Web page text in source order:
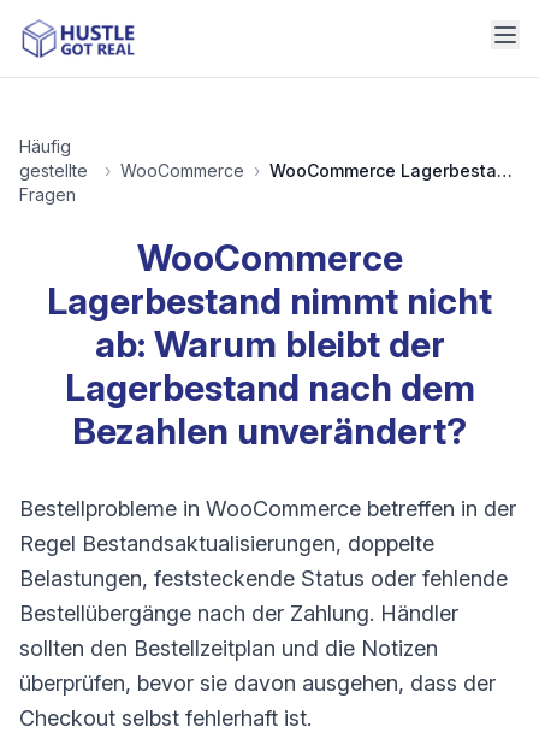
Häufig
gestellte
Fragen
› WooCommerce › WooCommerce Lagerbestand nimmt nicht ab: Warum bleibt der Lagerbestand nach dem Bezahlen unverändert?
WooCommerce
Lagerbestand nimmt nicht
ab: Warum bleibt der
Lagerbestand nach dem
Bezahlen unverändert?
Bestellprobleme in WooCommerce betreffen in der
Regel Bestandsaktualisierungen, doppelte
Belastungen, feststeckende Status oder fehlende
Bestellübergänge nach der Zahlung. Händler
sollten den Bestellzeitplan und die Notizen
überprüfen, bevor sie davon ausgehen, dass der
Checkout selbst fehlerhaft ist.